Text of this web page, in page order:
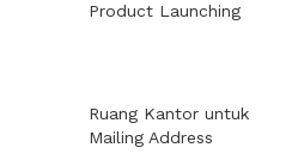
Product Launching
Ruang Kantor untuk
Mailing Address